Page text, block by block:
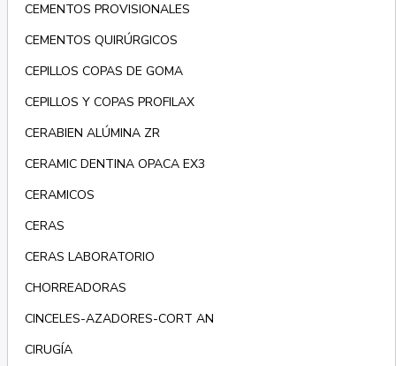
CEMENTOS PROVISIONALES
CEMENTOS QUIRÚRGICOS
CEPILLOS COPAS DE GOMA
CEPILLOS Y COPAS PROFILAX
CERABIEN ALÚMINA ZR
CERAMIC DENTINA OPACA EX3
CERAMICOS
CERAS
CERAS LABORATORIO
CHORREADORAS
CINCELES-AZADORES-CORT AN
CIRUGÍA